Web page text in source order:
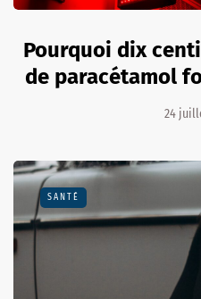
Pourquoi dix
de paracétamol
24
SANTÉ